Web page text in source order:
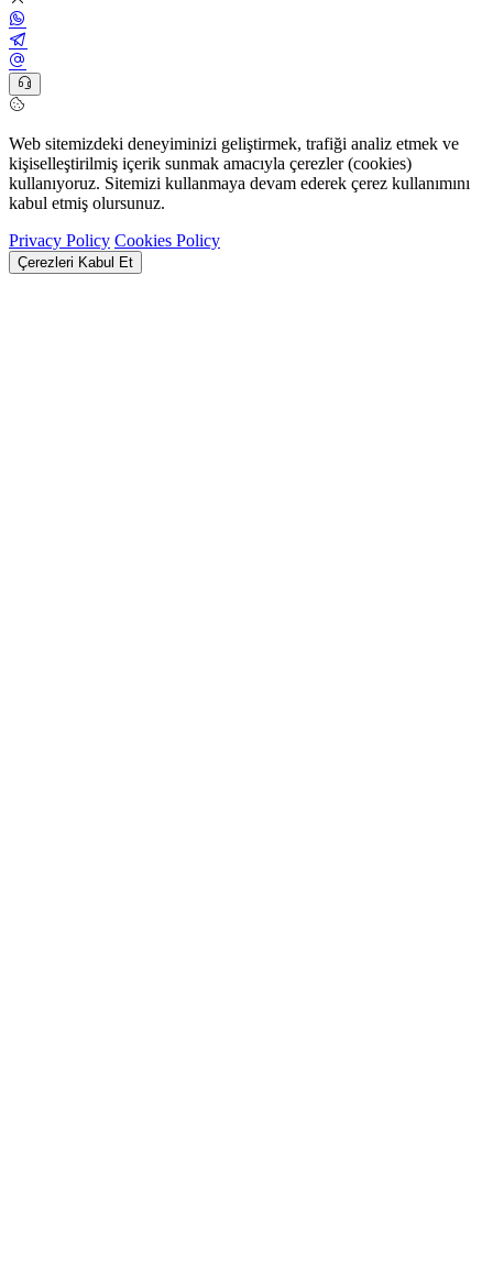
Web sitemizdeki deneyiminizi geliştirmek, trafiği analiz etmek ve
kişiselleştirilmiş içerik sunmak amacıyla çerezler (cookies)
kullanıyoruz. Sitemizi kullanmaya devam ederek çerez kullanımını
kabul etmiş olursunuz.
Privacy Policy Cookies Policy
Çerezleri Kabul Et